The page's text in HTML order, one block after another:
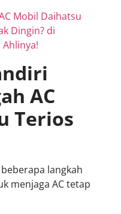
Mobil Daihatsu
Dingin? di
Ahlinya!
AC
Terios
langkah
menjaga AC tetap